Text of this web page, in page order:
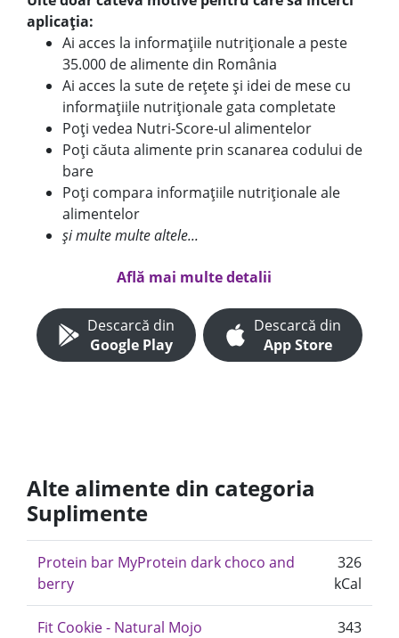
aplicația:
Ai acces la informațiile nutriționale a peste
35.000 de alimente din România
Ai acces la sute de rețete și idei de mese cu
informațiile nutriționale gata completate
Poți vedea Nutri-Score-ul alimentelor
Poți căuta alimente prin scanarea codului de
bare
Poți compara informațiile nutriționale ale
alimentelor
și multe multe altele...
Află mai multe detalii
Descarcă din
Google Play
Descarcă din
App Store
Alte alimente din categoria
Suplimente
Protein bar MyProtein dark choco and
berry
326
kCal
Fit Cookie - Natural Mojo
343